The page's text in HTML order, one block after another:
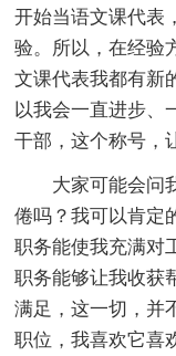
开始当语文课代表
验。所以，在经验
文课代表我都有新
以我会一直进步、
干部，这个称号，
大家可能会问
倦吗？我可以肯定
职务能使我充满对
职务能够让我收获
满足，这一切，并
职位，我喜欢它喜